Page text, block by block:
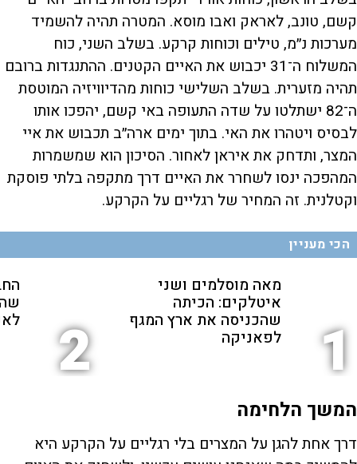
קשם, טונב, לאראק ואבו מוסא. המטרה תהיה להשמיד
מערכות נ״מ, טילים וכוחות קרקע. בשלב השני, כוח
המשלוח ה־31 יכבוש את האיים הקטנים. ההתנגדות ברובם
תהיה מזערית. בשלב השלישי כוחות מהדיוויזיה המוטסת
ה־82 ישתלטו על שדה התעופה באי קשם, יהפכו אותו
לבסיס ויטהרו את האי. בתוך ימים ארה״ב תכבוש את איי
המצר, ותדחק את איראן לאחור. הסיכון הוא שמשמרות
המהפכה ינסו לשחרר את האיים דרך מתקפה בלתי פוסקת
וקטלנית. זה המחיר של רגליים על הקרקע.
הכי מעניין
1
מאה מוסלמים ושני
איטלקים: הכיתה
שהכניסה את ארץ המגף
לפאניקה 2
המשך הלחימה
דרך אחת להגן על המצרים בלי רגליים על הקרקע היא